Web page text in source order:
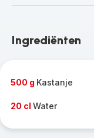
-
volledige
Ingrediënten
500 g Kastanje
20 cl Water